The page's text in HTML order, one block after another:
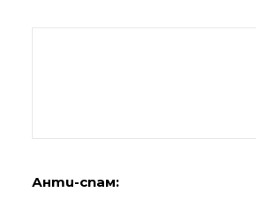
Анти-спам: